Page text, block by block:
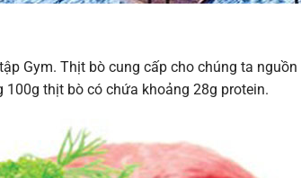
Gym. Thịt bò cung cấp cho chúng ta
thịt bò có chứa khoảng 28g protein.